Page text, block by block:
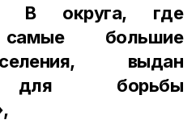
В округа, где
самые большие
выдан
для борьбы